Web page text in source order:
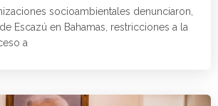
socioambientales denunciaron,
Escazú en Bahamas, restricciones a la
a